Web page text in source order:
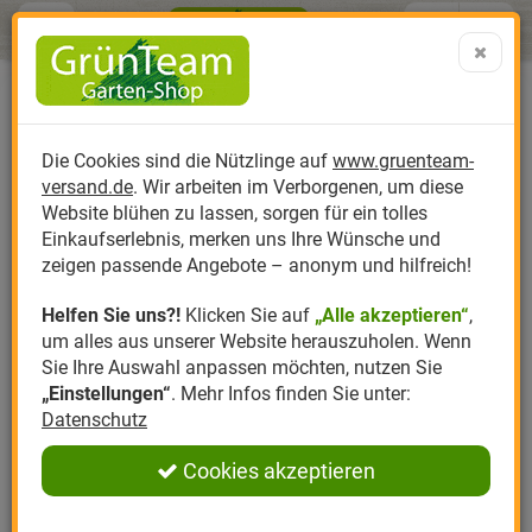
Produktkatalog
Anzucht
Dünger
Erde
Kompost
Pflanzenstärkung
Nützlinge Nützlinge gegen
Nützlingsarten
Nützlingsförderung
Nützlingszubehör
Hersteller
Biplantol
Felco
Gloria
Greenfield
Romberg
Themenwelt
Gemüsegarten
Rasen
Rosen
Ziergarten
Kräutergarten
Ratgeber
Aktuelle Themen
Schädlinge aktuell
Angebote
Sparsets / Set-
Angebote
0 ARTIKEL IM WARENKORB
Ergebnisse (0) Fertig
Die ausgewählten Filter führen zu
keinem Ergebnis
Menü Search
Teichpflege
DEN GARTENTEICH RICHTIG PFLEGEN
Allgemeines zur Teichpflege
Teichpflegeprodukte
Die Cookies sind die Nützlinge auf www.gruenteam-
versand.de. Wir arbeiten im Verborgenen, um diese
Website blühen zu lassen, sorgen für ein tolles
Einkaufserlebnis, merken uns Ihre Wünsche und
zeigen passende Angebote – anonym und hilfreich!
Helfen Sie uns?! Klicken Sie auf „Alle akzeptieren“,
um alles aus unserer Website herauszuholen. Wenn
Sie Ihre Auswahl anpassen möchten, nutzen Sie
„Einstellungen“. Mehr Infos finden Sie unter:
Datenschutz
Cookies akzeptieren